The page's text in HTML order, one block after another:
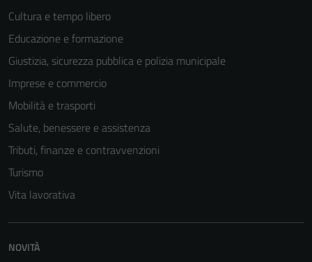
Cultura e tempo libero
Educazione e formazione
Giustizia, sicurezza pubblica e polizia municipale
Imprese e commercio
Mobilità e trasporti
Salute, benessere e assistenza
Tributi, finanze e contravvenzioni
Turismo
Vita lavorativa
NOVITÀ